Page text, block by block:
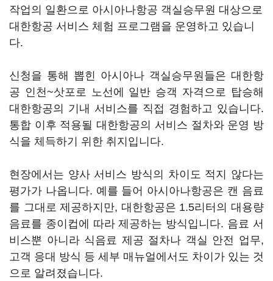
작업의 일환으로 아시아나항공 객실승무원 대상으로
대한항공 서비스 체험 프로그램을 운영하고 있습니
다.
신청을 통해 뽑힌 아시아나 객실승무원들은 대한항
공 인천~삿포로 노선에 일반 승객 자격으로 탑승해
대한항공의 기내 서비스를 직접 경험하고 있습니다.
통합 이후 적용될 대한항공의 서비스 절차와 운영 방
식을 체득하기 위한 취지입니다.
현장에서는 양사 서비스 방식의 차이도 적지 않다는
평가가 나옵니다. 예를 들어 아시아나항공은 캔 음료
를 그대로 제공하지만, 대한항공은 1.5리터의 대용량
음료를 종이컵에 따라 제공하는 방식입니다. 음료 서
비스뿐 아니라 식음료 제공 절차나 객실 안전 업무,
고객 응대 방식 등 세부 매뉴얼에서도 차이가 있는 것
으로 알려졌습니다.